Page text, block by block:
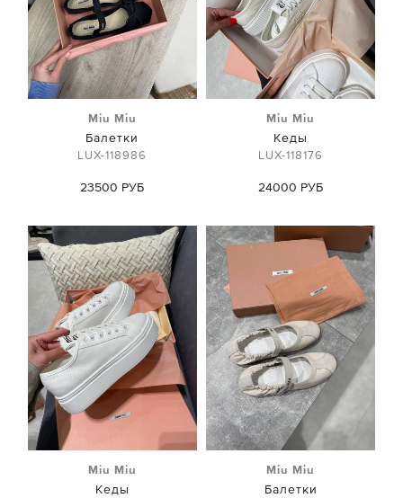
Miu Miu
Балетки
LUX-118986
23500 РУБ
Miu Miu
Кеды
LUX-118176
24000 РУБ
Miu Miu
Кеды
Miu Miu
Балетки